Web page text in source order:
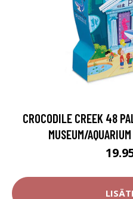
CROCODILE CREEK 48
MUSEUM/